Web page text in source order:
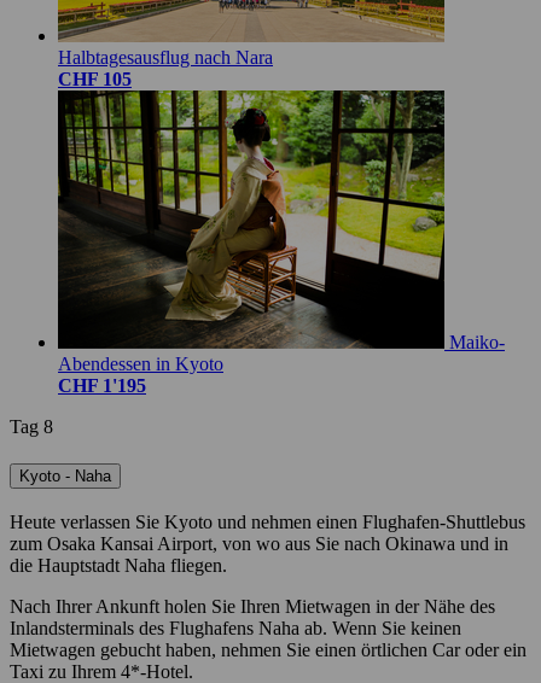
Halbtagesausflug nach Nara
CHF 105
Maiko-
Abendessen in Kyoto
CHF 1'195
Tag 8
Kyoto - Naha
Heute verlassen Sie Kyoto und nehmen einen Flughafen-Shuttlebus
zum Osaka Kansai Airport, von wo aus Sie nach Okinawa und in
die Hauptstadt Naha fliegen.
Nach Ihrer Ankunft holen Sie Ihren Mietwagen in der Nähe des
Inlandsterminals des Flughafens Naha ab. Wenn Sie keinen
Mietwagen gebucht haben, nehmen Sie einen örtlichen Car oder ein
Taxi zu Ihrem 4*-Hotel.